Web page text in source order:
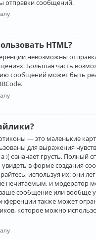
отправки сообщений.
HTML?
невозможны
Большая часть
сообщений может быть
— это маленькие
для выражения
:( означает грусть. Полный
в форме создания
используя их: они
нечитаемым, и модератор
сообщение или вообще
также может
которое можно